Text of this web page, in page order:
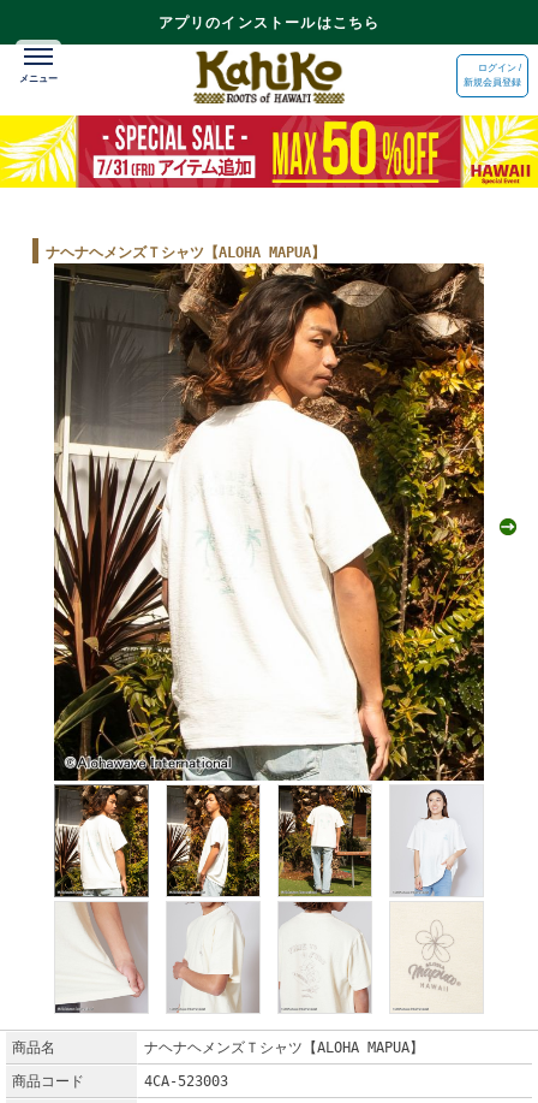
アプリのインストールはこちら
ログイン /
新規会員登録
ナヘナヘメンズＴシャツ【ALOHA MAPUA】
商品名
ナヘナヘメンズＴシャツ【ALOHA MAPUA】
商品コード
4CA-523003